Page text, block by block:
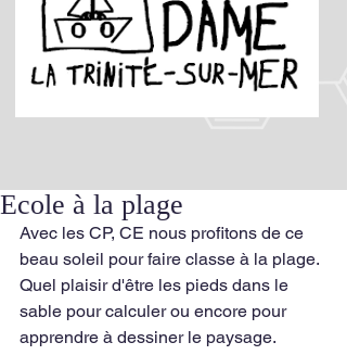
Ecole à la plage
Avec les CP, CE nous profitons de ce
beau soleil pour faire classe à la plage.
Quel plaisir d'être les pieds dans le
sable pour calculer ou encore pour
apprendre à dessiner le paysage.